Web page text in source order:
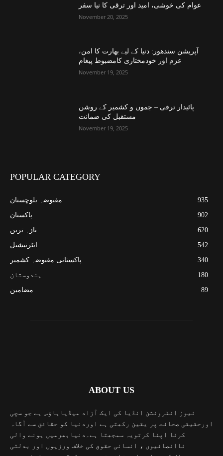
عوام کی خوشی، امید اور ترقی کا نیا سفر
November 20, 2025
آپریشن سندھور: دنیا کے لیے بھارت کا امن،
عزم اور خودمختاری کامضبوط پیغام
November 19, 2025
پائیدار ترقی – جموں و کشمیر کے روشن
مستقبل کی ضمانت
November 19, 2025
POPULAR CATEGORY
مقبوضہ بلوچستان
935
پاکستان
902
تازہ ترین
620
انٹرنیشنل
542
پاکستانی مقبوضہ کشمیر
340
ہندوستان
180
مضامین
89
ABOUT US
نیوز انٹرونشن انڈیا کی ایک آزاد میڈیاہاؤس ہے جو سچی
اورحقیقی صحافت پر یقین رکھتی ہے اوردنیا کو حقائق سے آگاہ
کرنا اپنا کرتویہ سمجھتا ہے۔دنیابھرمیں ہونے والی
ناانصافیوں ، انسانی حقوق کی خلاف ورزیوں اور بدلتی